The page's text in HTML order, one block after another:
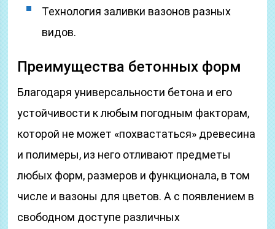
Технология заливки вазонов разных
видов.
Преимущества бетонных форм
Благодаря универсальности бетона и его
устойчивости к любым погодным факторам,
которой не может «похвастаться» древесина
и полимеры, из него отливают предметы
любых форм, размеров и функционала, в том
числе и вазоны для цветов. А с появлением в
свободном доступе различных